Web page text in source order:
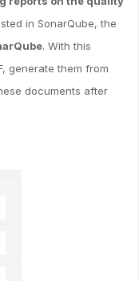
in SonarQube, the
. With this
generate them from
documents after